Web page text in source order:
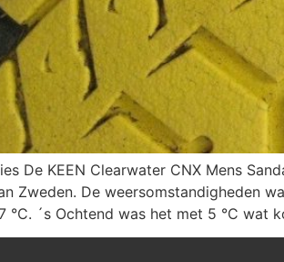
De KEEN Clearwater CNX Mens
Zweden. De weersomstandigheden
°C. ´s Ochtend was het met 5 °C wat